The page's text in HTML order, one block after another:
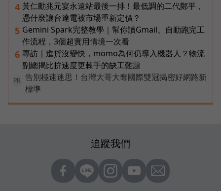
4 黃仁勳兆元宴永遠站最後一排！最低調的二代鄭平，
憑什麼讓台達電被市場重新定價？
5 Gemini Spark完整教學｜幫你讀Gmail、自動跑完工
作流程，3個超實用情境一次看
6 專訪｜進貨沒變快，momo為何仍導入機器人？物流
副總揭比拚速度更棘手的缺工難題
PR
告別極速迷思！台灣大哥大奪國際雙冠揭密好網路新
標準
追蹤我們